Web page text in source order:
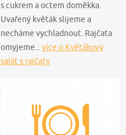
s cukrem a octem doměkka.
Uvařený květák slijeme a
necháme vychladnout. Rajčata
omyjeme...více o Květákový
salát s rajčaty